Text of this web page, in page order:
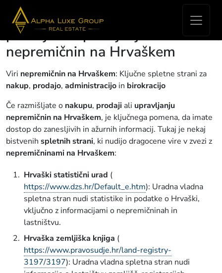
Koristne povezave za nakup,
prodajo in upravljanje
nepremičnin na Hrvaškem
Viri nepremičnin na Hrvaškem: Ključne spletne strani za
nakup, prodajo, administracijo in birokracijo
Če razmišljate o nakupu, prodaji ali upravljanju
nepremičnin na Hrvaškem, je ključnega pomena, da imate
dostop do zanesljivih in ažurnih informacij. Tukaj je nekaj
bistvenih spletnih strani, ki nudijo dragocene vire v zvezi z
nepremičninami na Hrvaškem:
Hrvaški statistični urad (
https://www.dzs.hr/Default_e.htm): Uradna vladna
spletna stran nudi statistike in podatke o Hrvaški,
vključno z informacijami o nepremičninah in
lastništvu.
Hrvaška zemljiška knjiga (
https://www.pravosudje.hr/land-registry-
3197/3197): Uradna vladna spletna stran nudi